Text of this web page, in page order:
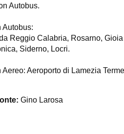
Autobus.
Autobus:
Reggio Calabria, Rosarno,
Siderno, Locri.
Aereo: Aeroporto di Lamezia
Gino Larosa